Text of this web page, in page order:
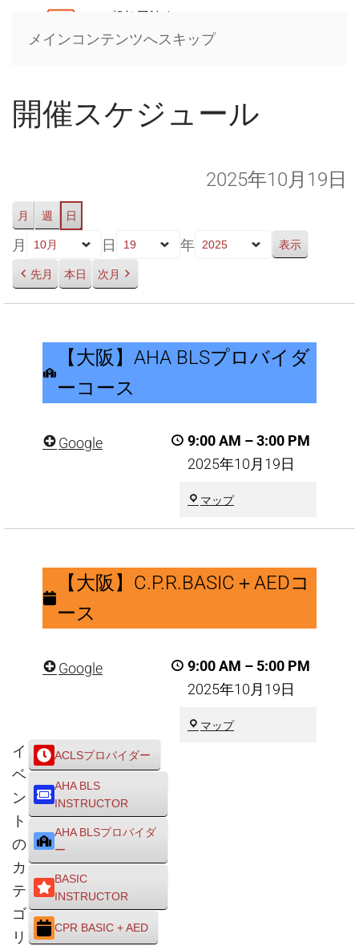
メインコンテンツへスキップ
開催スケジュール
2025年10月19日
月 週 日
月 日 年
先月 本日 次月
AHA
BLS
【大阪】AHA BLSプロバイダ
ーコース
9:00 AM –3:00 PM
2025年10月19日
マップ大
淀
川
Google
C.P.R.BASIC
【大阪】C.P.R.BASIC＋AEDコ
ース
9:00 AM – 5:00 PM
2025年10月19日
マップ大
Google
イ
ベ
ン
ト
の
カ
テ
ゴ
リ
ACLSプロバイダー
AHA BLS
INSTRUCTOR
AHA BLSプロバイダ
ー
BASIC
INSTRUCTOR
CPR BASIC + AED